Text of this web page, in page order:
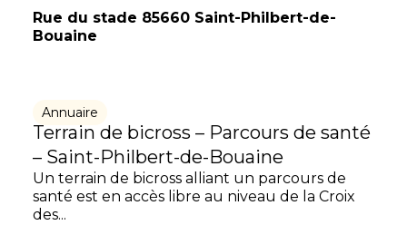
Rue du stade 85660 Saint-Philbert-de-
Bouaine
Annuaire
Terrain de bicross – Parcours de santé
– Saint-Philbert-de-Bouaine
Un terrain de bicross alliant un parcours de
santé est en accès libre au niveau de la Croix
des...